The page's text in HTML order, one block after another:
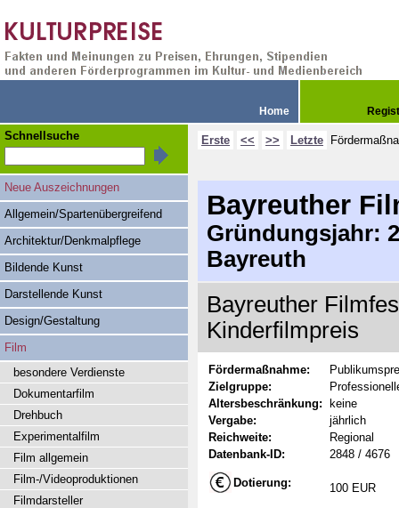
Home
Erste << >> Letzte
Bayreuther
Gründungsjahr:
Bayreuth
Bayreuther
Kinderfilmpreis
Fördermaßnahme:
Zielgruppe:
Altersbeschränkung:
keine
Vergabe:
jährlich
Reichweite:
Regional
Datenbank-ID:
2848 / 4676
Dotierung: 100 EUR
Schnellsuche
Neue Auszeichnungen
Allgemein/Spartenübergreifend
Architektur/Denkmalpflege
Bildende Kunst
Darstellende Kunst
Design/Gestaltung
Film
besondere Verdienste
Dokumentarfilm
Drehbuch
Experimentalfilm
Film allgemein
Film-/Videoproduktionen
Filmdarsteller